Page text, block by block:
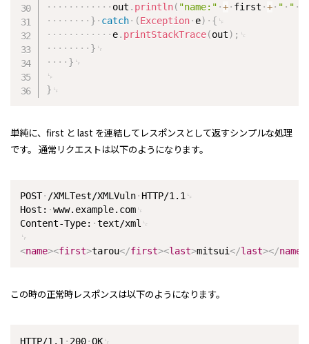
out . println( "name:" + first + " "
}
catch (Exception e)
{
e. printStackTrace(out) ;
}
}
}
単純に、first と last を連結してレスポンスとして返すシンプルな処理
です。 通常リクエストは以下のようになります。
POST /XMLTest/XMLVuln HTTP/1.1
Host:
www.example.com
Content-Type:
text/xml
<name><first>tarou</first><last>mitsui</last></name
この時の正常時レスポンスは以下のようになります。
HTTP/1.1 200 OK